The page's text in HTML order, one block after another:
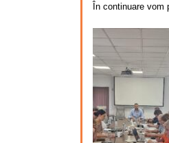
În continuare vom